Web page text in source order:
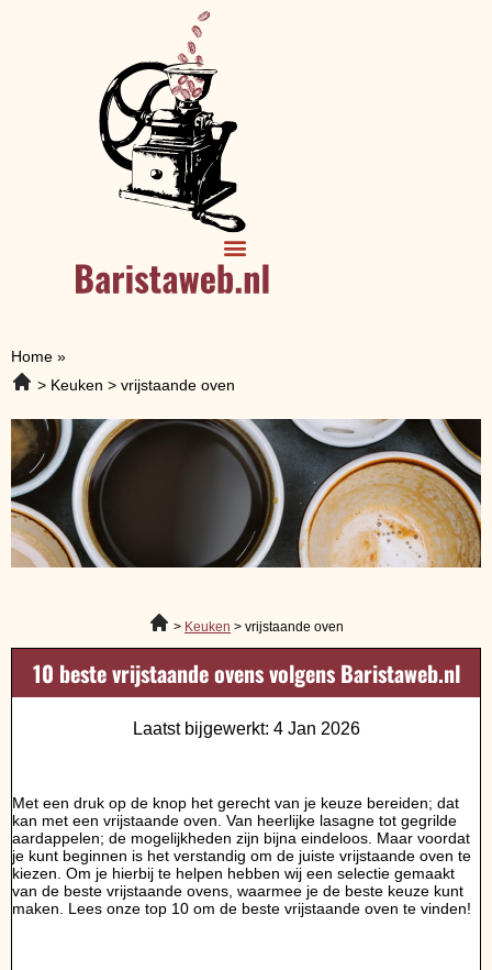
Home »
Keuken
vrijstaande oven
Keuken vrijstaande oven
10 beste vrijstaande ovens volgens Baristaweb.nl
Laatst bijgewerkt: 4 Jan 2026
Met een druk op de knop het gerecht van je keuze bereiden; dat
kan met een vrijstaande oven. Van heerlijke lasagne tot gegrilde
aardappelen; de mogelijkheden zijn bijna eindeloos. Maar voordat
je kunt beginnen is het verstandig om de juiste vrijstaande oven te
kiezen. Om je hierbij te helpen hebben wij een selectie gemaakt
van de beste vrijstaande ovens, waarmee je de beste keuze kunt
maken. Lees onze top 10 om de beste vrijstaande oven te vinden!